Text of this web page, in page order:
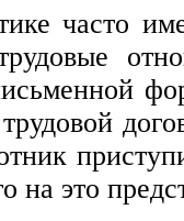
часто
на это